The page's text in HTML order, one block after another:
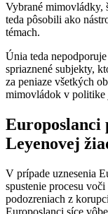
Vybrané mimovládky,
teda pôsobili ako
témach.
Únia teda
spriaznené subjekty,
za peniaze všetkých
mimovládok v politike
Europoslanci
Leyenovej
V prípade uznesenia
spustenie procesu
podozreniach z
Europoslanci síce